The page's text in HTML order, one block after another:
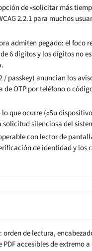
de «solicitar más
2.2.1 para muchos
admiten pegado: el foco
6 dígitos y los dígitos no
/ passkey) anuncian los
OTP por teléfono o
que ocurre («Su
solicitud silenciosa del
con lector de
de identidad y los
orden de lectura,
accesibles de extremo